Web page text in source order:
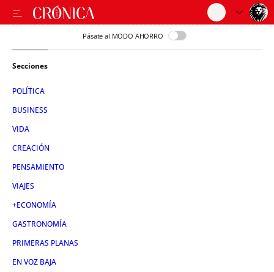
Pásate al MODO AHORRO
Secciones
POLÍTICA
BUSINESS
VIDA
CREACIÓN
PENSAMIENTO
VIAJES
+ECONOMÍA
GASTRONOMÍA
PRIMERAS PLANAS
EN VOZ BAJA